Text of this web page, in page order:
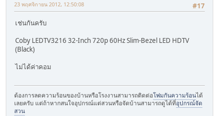
#17
23 พฤศจิกายน 2012, 12:50:08
เช่นกันครับ
Coby LEDTV3216 32-Inch 720p 60Hz Slim-Bezel LED HDTV
(Black)
ไม่ได้ค่าคอม
ต้องการลดความร้อนของบ้านหรือโรงงานสามารถติดต่อโฟมกันความร้อนได้
เลยครับ แต่ถ้าหากสนใจอุปกรณ์แต่สวนหรือจัดบ้านสามารถดูได้ที่อุปกรณ์จัด
สวน